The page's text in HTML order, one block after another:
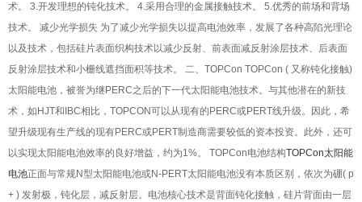
术。 3.开发理想的钝化技术。 4.采用合理的金属接触技术。 5.优秀的前场和背场
技术。 减少光学损失 为了减少光学损失以提高电池效率，发展了各种高陷光理论
以及技术，包括硅片表面织构技术以减少反射、前表面减反射涂层技术、后表面
反射涂层技术和小栅线遮挡面积等技术。 二、TOPCon TOPCon ( 又称钝化接触)
太阳能电池，被誉为继PERC之后的下一代太阳能电池技术。与其他潜在的新技
术，如HJT和IBC相比，TOPCON可以从现有的PERC或PERT线升级。因此，希
望升级现有生产线的现有PERC或PERT制造商需要较低的资本投资。此外，还可
以实现太阳能电池效率的良好增益，约为1%。 TOPCon电池结构TOPCon太阳能
电池正面与常规N型太阳能电池或N-PERT太阳能电池没有本质区别，依次为硼( p
+ ) 发射极，钝化层，减反射层。电池核心技术是背面钝化接触，硅片背面由一层